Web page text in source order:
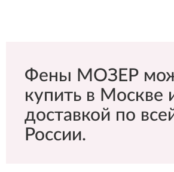
Фены МОЗЕР
купить в Москве
доставкой по
России.